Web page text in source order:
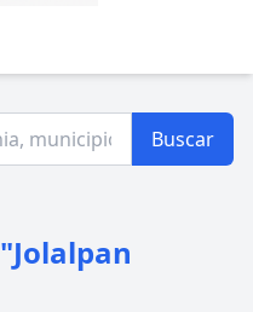
Buscar
"Jolalpan